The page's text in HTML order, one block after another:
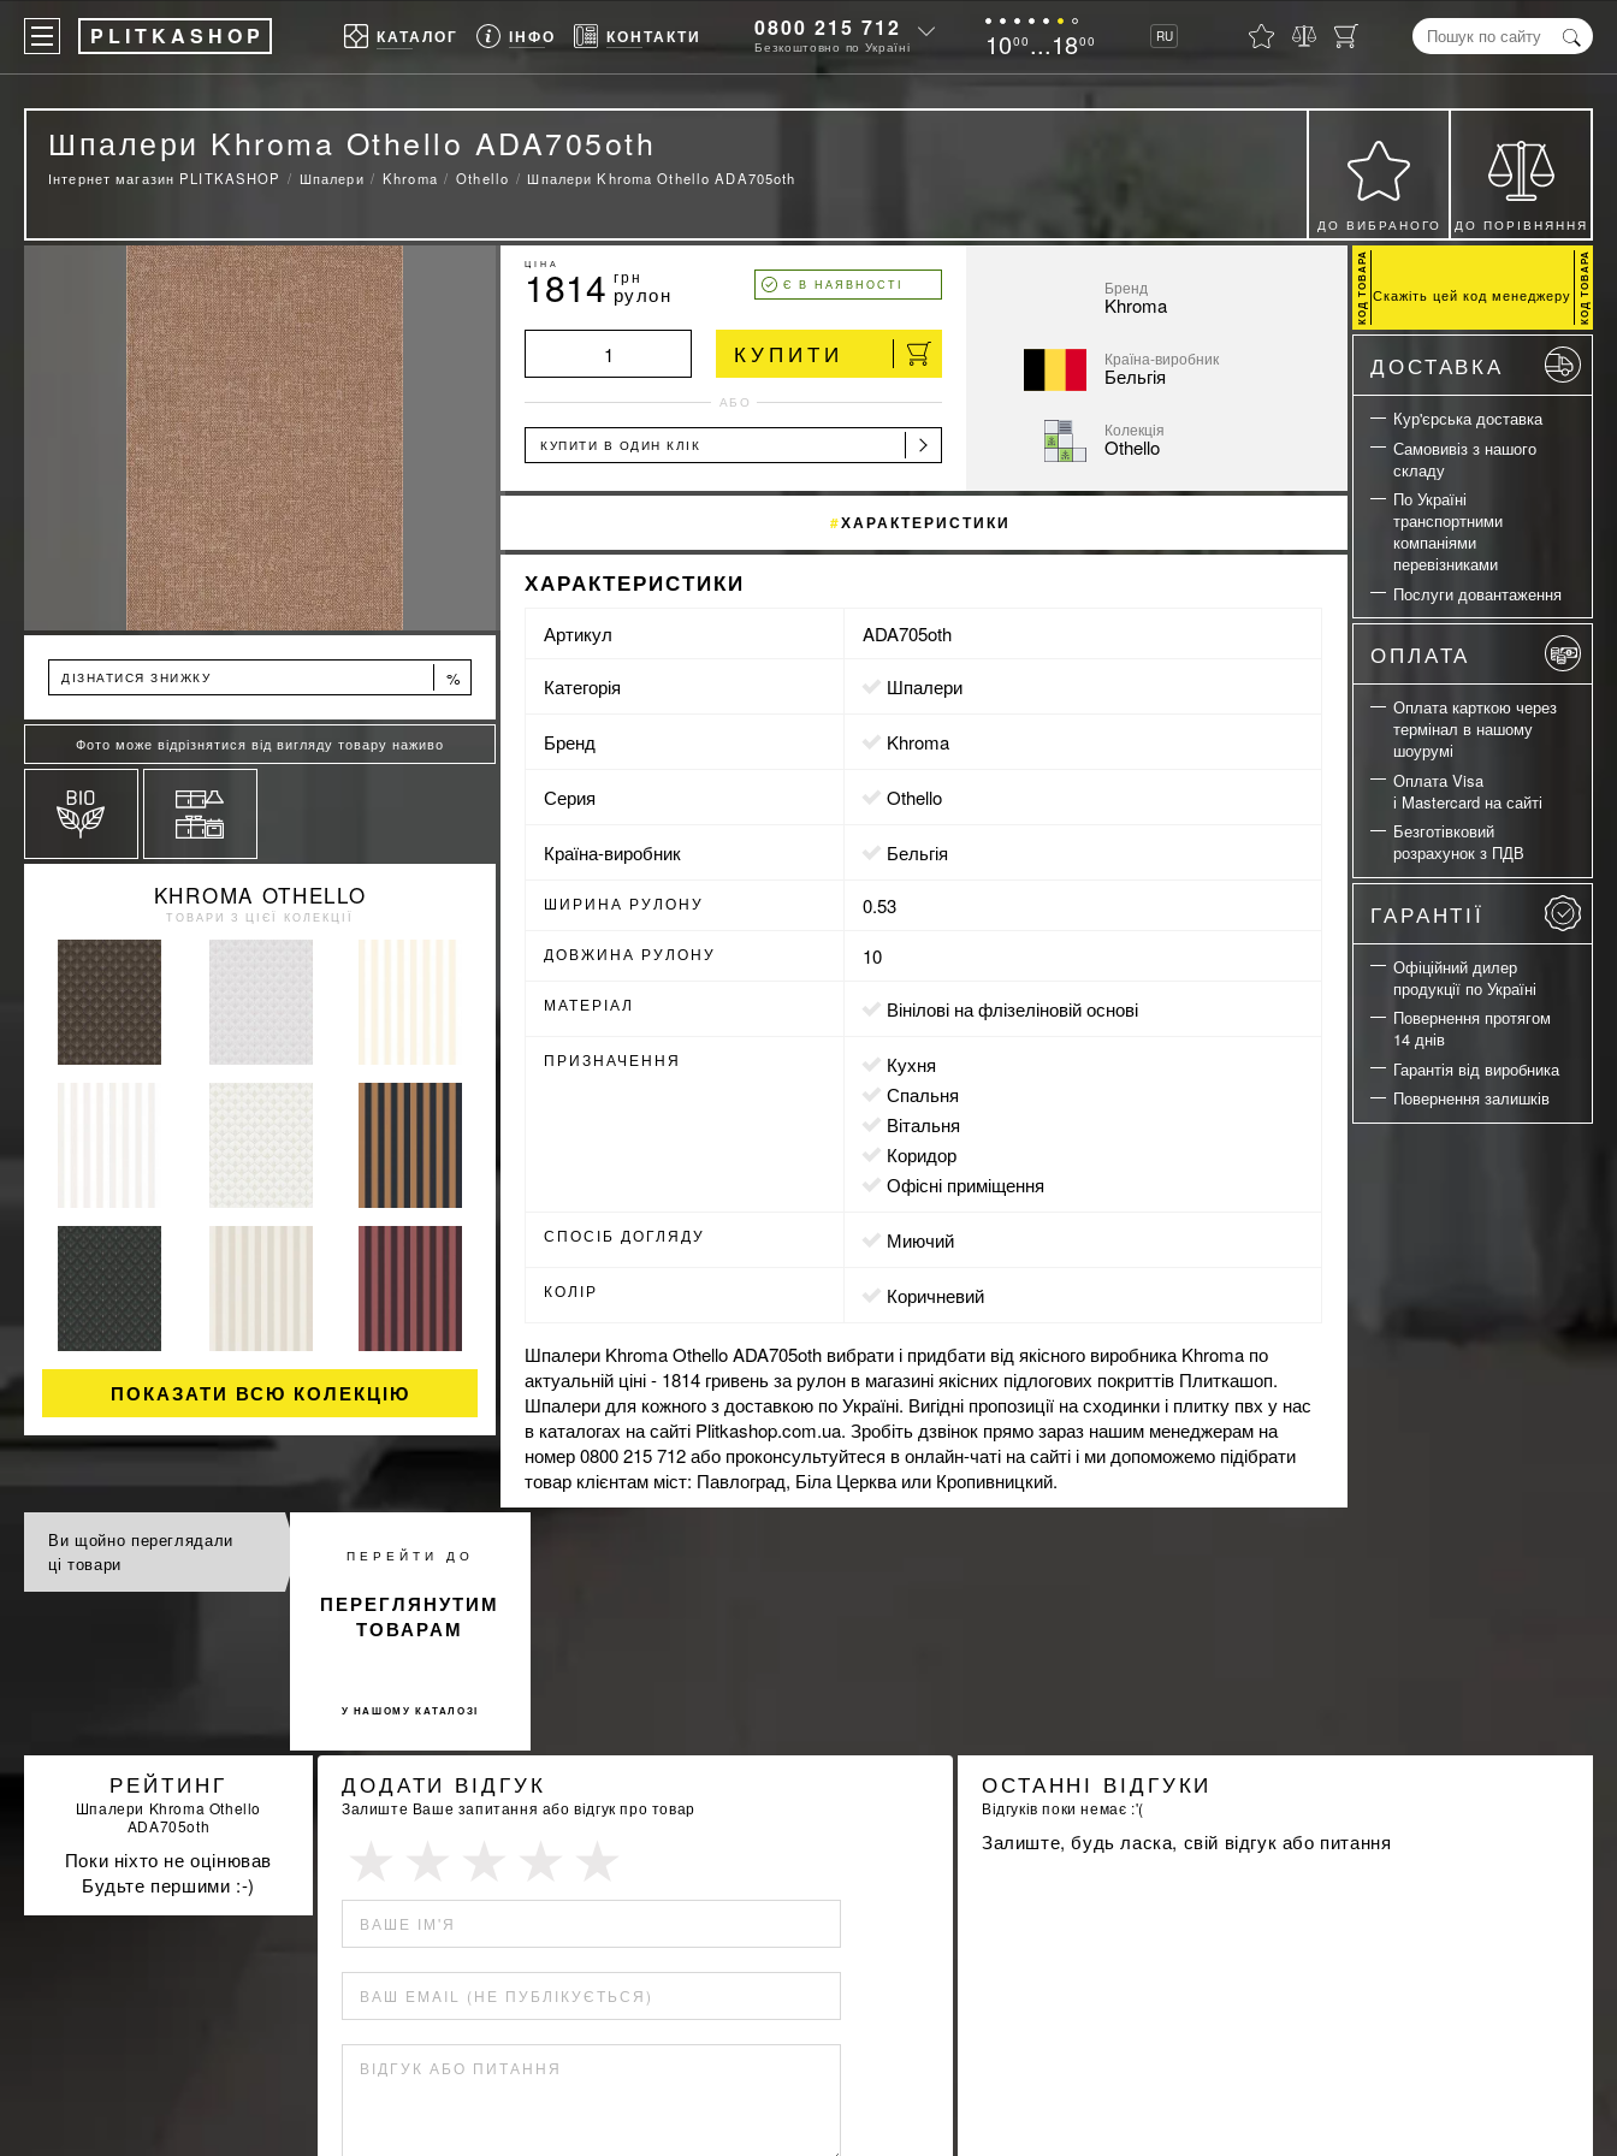
P LITKASHOP КАТАЛОГ ІНФО КОНТАКТИ 0800 215 712
Безкоштовно по Україні 1000 ...1800 RU
Шпалери Khroma Othello ADA705oth
Інтернет магазин PLITKASHOP Шпалери Khroma Othello Шпалери Khroma Othello ADA705oth
ДО ВИБРАНОГО ДО ПОРІВНЯННЯ
ДІЗНАТИСЯ ЗНИЖКУ %
Фото може відрізнятися від вигляду товару наживо
KHROMA OTHELLO
ТОВАРИ З ЦІЄЇ КОЛЕКЦІЇ
ПОКАЗАТИ ВСЮ КОЛЕКЦІЮ
ЦІНА
1814 грн
рулон Є В НАЯВНОСТІ
КУПИТИ
АБО
КУПИТИ В ОДИН КЛІК
Бренд
Khroma
Країна-виробник
Бельгія
Колекція
Othello
ХАРАКТЕРИСТИКИ
ХАРАКТЕРИСТИКИ
Артикул ADA705oth
Категорія Шпалери
Бренд Khroma
Серия Othello
Країна-виробник Бельгія
ШИРИНА РУЛОНУ 0.53
ДОВЖИНА РУЛОНУ 10
МАТЕРІАЛ вінілові на флізеліновій основі
ПРИЗНАЧЕННЯ
кухня
спальня
вітальня
коридор
офісні приміщення
СПОСІБ ДОГЛЯДУ миючий
КОЛІР коричневий
Шпалери Khroma Othello ADA705oth вибрати і придбати від якісного виробника Khroma по
актуальній ціні - 1814 гривень за рулон в магазиніякісних підлогових покриттів Плиткашоп.
Шпалери для кожного з доставкою по Україні. Вигідні пропозиції насходинки і плитку пвх у нас
в каталогах на сайті Plitkashop.com.ua. Зробіть дзвінок прямо зараз нашим менеджерам на
номер 0800 215 712 або проконсультуйтеся в онлайн-чаті на сайті і ми допоможемо підібрати
товар клієнтам міст: Павлоград, Біла Церква или Кропивницкий.
Скажіть цей код менеджеру
ДОСТАВКА
Кур'єрська доставка
Самовивіз з нашого
складу
По Україні
транспортними
компаніями
перевізниками
Послуги довантаження
ОПЛАТА
Оплата карткою через
термінал в нашому
шоурумі
Оплата Visa
і Mastercard на сайті
Безготівковий
розрахунок з ПДВ
ГАРАНТІЇ
Офіційний дилер
продукції по Україні
Повернення протягом
14 днів
Гарантія від виробника
Повернення залишків
Ви щойно переглядали
ці товари
ПЕРЕЙТИ ДО
У НАШОМУ КАТАЛОЗІ
ПЕРЕГЛЯНУТИМ
ТОВАРАМ
РЕЙТИНГ
Шпалери Khroma Othello
ADA705oth
Поки ніхто не оцінював
Будьте першими :-)
ДОДАТИ ВІДГУК
Залиште Ваше запитання або відгук про товар
ВАШЕ ІМ'Я
ВАШ EMAIL (НЕ ПУБЛІКУЄТЬСЯ)
ВІДГУК АБО ПИТАННЯ
ОСТАННІ ВІДГУКИ
Відгуків поки немає :'(
Залиште, будь ласка, свій відгук або питання